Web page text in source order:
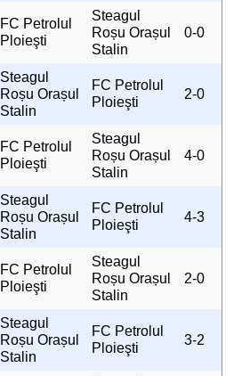
FC Petrolul
Ploieşti
Steagul
Roșu Orașul
Stalin
0-0
Steagul
Roșu Orașul
Stalin
FC Petrolul
Ploieşti
2-0
FC Petrolul
Ploieşti
Steagul
Roșu Orașul
Stalin
4-0
Steagul
Roșu Orașul
Stalin
FC Petrolul
Ploieşti
4-3
FC Petrolul
Ploieşti
Steagul
Roșu Orașul
Stalin
2-0
Steagul
Roșu Orașul
Stalin
FC Petrolul
Ploieşti
3-2